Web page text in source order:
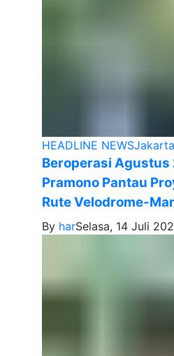
HEADLINE NEWS
Beroperasi
Pramono Pantau
Rute Velodrome-
By harSelasa, 14 Juli